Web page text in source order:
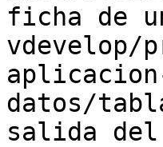
ficha de
vdevelop/
datos/
salida del